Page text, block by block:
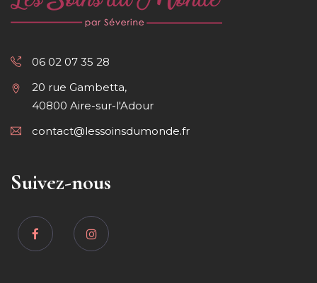
06 02 07 35 28
20 rue Gambetta,
40800 Aire-sur-l'Adour
contact@lessoinsdumonde.fr
Suivez-nous